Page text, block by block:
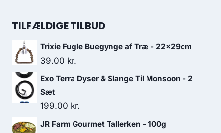
51.25 kr..
pris
40.00 kr..36.25 kr..
TILFÆLDIGE TILBUD
Trixie Fugle Buegynge af Træ - 22x29cm
39.00 kr.
Exo Terra Dyser & Slange Til Monsoon - 2
Sæt
199.00 kr.
JR Farm Gourmet Tallerken - 100g